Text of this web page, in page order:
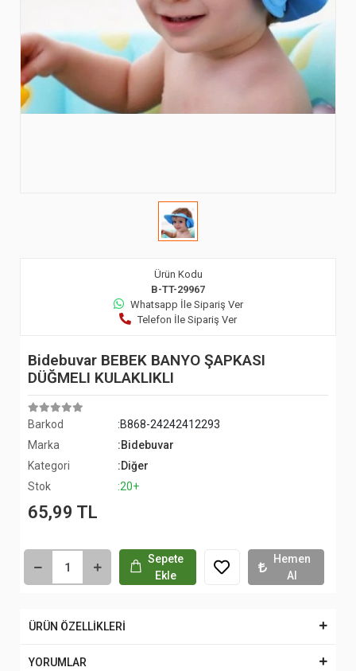
Ürün Kodu
B-TT-29967
Whatsapp İle Sipariş Ver
Telefon İle Sipariş Ver
Bidebuvar BEBEK BANYO ŞAPKASI
DÜĞMELI KULAKLIKLI
Barkod
:B868-24242412293
Marka
:Bidebuvar
Kategori
:Diğer
Stok
:20+
65,99 TL
Sepete
Ekle
Hemen
Al
ÜRÜN ÖZELLİKLERİ
YORUMLAR